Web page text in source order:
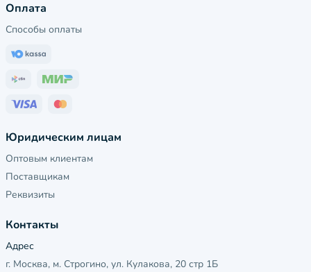
Оплата
Способы оплаты
Юридическим лицам
Оптовым клиентам
Поставщикам
Реквизиты
Контакты
Адрес
г. Москва, м. Строгино, ул. Кулакова, 20 стр 1Б